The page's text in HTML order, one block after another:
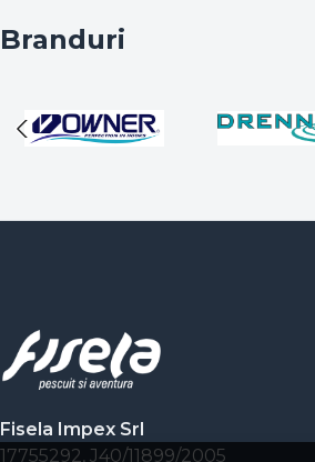
Branduri
Fisela Impex Srl
17755292, J40/11899/2005